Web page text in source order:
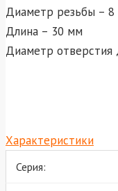
Диаметр резьбы –
Длина – 30 мм
Диаметр отверстия
Характеристики
Серия: